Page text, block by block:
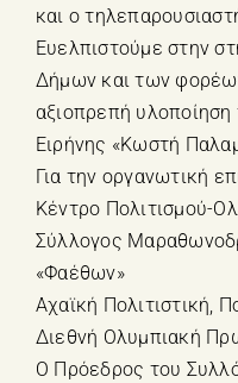
και ο
Ευελπιστούμε στην
Δήμων και των
αξιοπρεπή
Ειρήνης «Κωστή
Για την οργανωτική
Κέντρο Πολιτισμού-
Σύλλογος
«Φαέθων»
Αχαϊκή Πολιτιστική,
Διεθνή Ολυμπιακή
Ο Πρόεδρος του